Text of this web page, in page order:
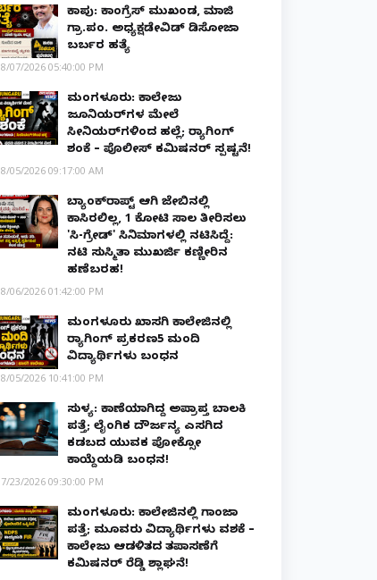
ಕಾಪು: ಕಾಂಗ್ರೆಸ್ ಮುಖಂಡ, ಮಾಜಿ
ಗ್ರಾ.ಪಂ. ಅಧ್ಯಕ್ಷಡೇವಿಡ್ ಡಿಸೋಜಾ
ಬರ್ಬರ ಹತ್ಯೆ
8/07/2026 05:40:00 PM
ಮಂಗಳೂರು: ಕಾಲೇಜು
ಜೂನಿಯರ್‌ಗಳ ಮೇಲೆ
ಸೀನಿಯರ್‌ಗಳಿಂದ ಹಲ್ಲೆ; ರ‌್ಯಾಗಿಂಗ್
ಶಂಕೆ – ಪೊಲೀಸ್ ಕಮಿಷನರ್ ಸ್ಪಷ್ಟನೆ!
8/05/2026 09:17:00 AM
ಬ್ಯಾಂಕ್‌ರಾಪ್ಟ್‌ ಆಗಿ ಜೇಬಿನಲ್ಲಿ
ಕಾಸಿರಲಿಲ್ಲ, ₹1 ಕೋಟಿ ಸಾಲ ತೀರಿಸಲು
'ಸಿ-ಗ್ರೇಡ್' ಸಿನಿಮಾಗಳಲ್ಲಿ ನಟಿಸಿದ್ದೆ:
ನಟಿ ಸುಸ್ಮಿತಾ ಮುಖರ್ಜಿ ಕಣ್ಣೀರಿನ
ಹಣೆಬರಹ!
8/06/2026 01:42:00 PM
ಮಂಗಳೂರು ಖಾಸಗಿ ಕಾಲೇಜಿನಲ್ಲಿ
ರ‌್ಯಾಗಿಂಗ್ ಪ್ರಕರಣ5 ಮಂದಿ
ವಿದ್ಯಾರ್ಥಿಗಳು ಬಂಧನ
8/05/2026 10:41:00 PM
ಸುಳ್ಯ: ಕಾಣೆಯಾಗಿದ್ದ ಅಪ್ರಾಪ್ತ ಬಾಲಕಿ
ಪತ್ತೆ; ಲೈಂಗಿಕ ದೌರ್ಜನ್ಯ ಎಸಗಿದ
ಕಡಬದ ಯುವಕ ಪೋಕ್ಸೋ
ಕಾಯ್ದೆಯಡಿ ಬಂಧನ!
7/23/2026 09:30:00 PM
ಮಂಗಳೂರು: ಕಾಲೇಜಿನಲ್ಲಿ ಗಾಂಜಾ
ಪತ್ತೆ; ಮೂವರು ವಿದ್ಯಾರ್ಥಿಗಳು ವಶಕ್ಕೆ –
ಕಾಲೇಜು ಆಡಳಿತದ ತಪಾಸಣೆಗೆ
ಕಮಿಷನರ್ ರೆಡ್ಡಿ ಶ್ಲಾಘನೆ!